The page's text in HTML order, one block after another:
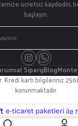
ücretsiz kaydedin,
başlayın.
SiparişBlog
Kredi kartı bilgileriniz
korunmaktadır.
ideasoft
e-
ticaret